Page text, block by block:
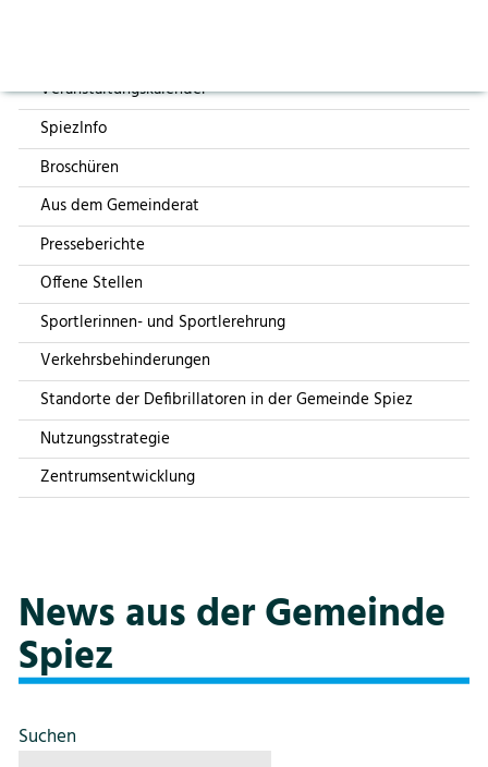
Japankäfer
Verkehrsrichtplan
Mobilitätsstrategie Spiez 2050
Planungsprojekte
Zeichen der Erinnerung
Ukraine
Spiez - zäme ungerwägs
Organisation Veranstaltung
Events
GFO Gemeindeführungs- organisation Spiez
Veranstaltungskalender
Aus dem Gemeinderat
Presseberichte
Sportlerinnen- und Sportlerehrung
Veranstaltungskalender
SpiezInfo
Broschüren
Aus dem Gemeinderat
Presseberichte
Offene Stellen
Sportlerinnen- und Sportlerehrung
Verkehrsbehinderungen
Standorte der Defibrillatoren in der Gemeinde Spiez
Nutzungsstrategie
Zentrumsentwicklung
News aus der Gemeinde
Spiez
Suchen